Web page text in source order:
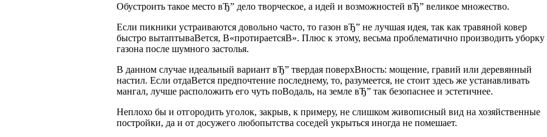
Обустроить такое место вЂ” дело творческое, а идей и возможностей вЂ” великое множество.
Если пикники устраиваются довольно часто, то газон вЂ” не лучшая идея, так как травяной ковер
быстро вытаптываВ­ется, В«протираетсяВ». Плюс к этому, весьма проблематично производить уборку
газона после шумного застолья.
В данном случае идеальный вариант вЂ” твердая поверхВ­ность: мощение, гравий или деревянный
настил. Если отдаВ­ется предпочтение последнему, то, разумеется, не стоит здесь же устанавливать
мангал, лучше расположить его чуть поВ­одаль, на земле вЂ” так безопаснее и эстетичнее.
Неплохо бы и отгородить уголок, закрыв, к примеру, не слишком живописный вид на хозяйственные
постройки, да и от досужего любопытства соседей укрыться иногда не помешает.